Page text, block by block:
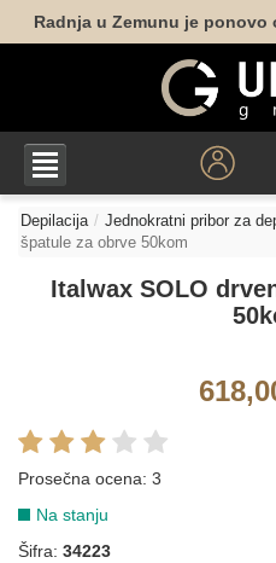
Radnja u Zemunu je
Depilacija Jednokratni pribor za
špatule za obrve 50kom
Italwax SOLO
Prosečna ocena: 3
Na stanju
Šifra: 34223